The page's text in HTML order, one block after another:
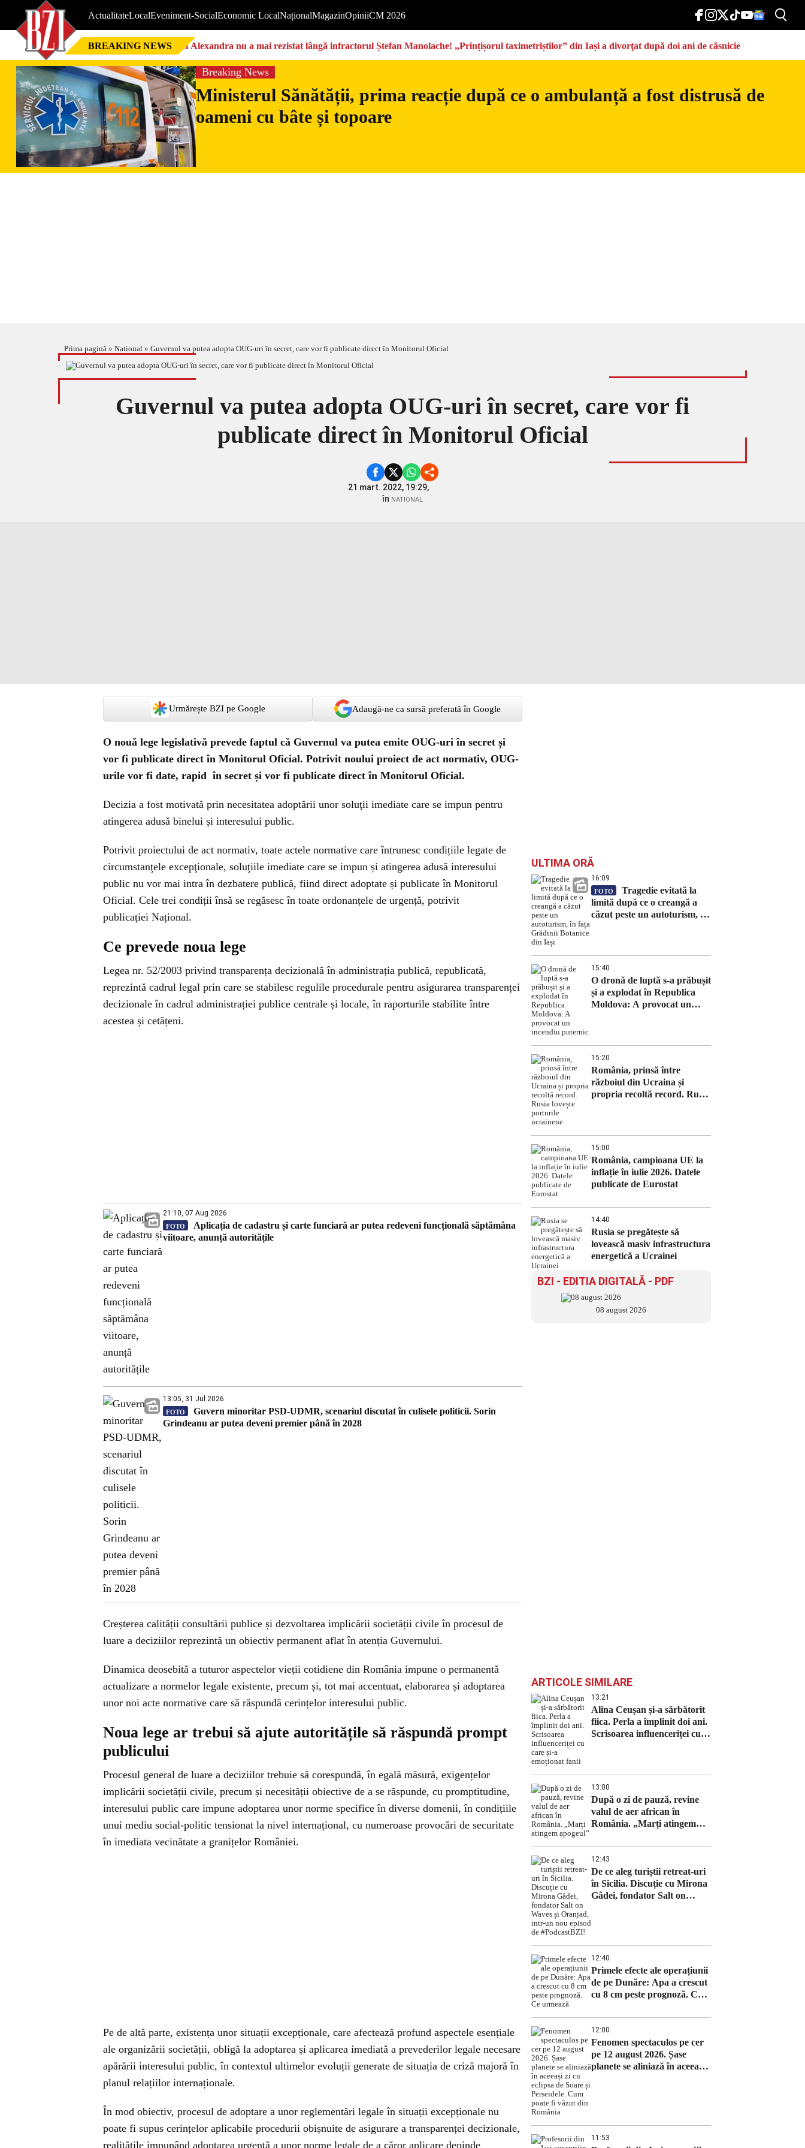
ActualitateLocalEveniment-SocialEconomic LocalNaționalMagazinOpiniiCM 2026
BREAKING NEWS Nici Alexandra nu a mai rezistat lângă infractorul Ștefan Manolache! „Prințișorul taximetriștilor” din Iași a divorţat după doi ani de căsnicie
Breaking News
Ministerul Sănătății, prima reacție după ce o ambulanță a fost distrusă de
oameni cu bâte și topoare
Prima pagină » National » Guvernul va putea adopta OUG-uri în secret, care vor fi publicate direct în Monitorul Oficial
Guvernul va putea adopta OUG-uri în secret, care vor fi
publicate direct în Monitorul Oficial
21 mart. 2022, 19:29,
în NATIONAL
Urmărește BZI pe Google Adaugă-ne ca sursă preferată în Google
O nouă lege legislativă prevede faptul că Guvernul va putea emite OUG-uri în secret și
vor fi publicate direct în Monitorul Oficial. Potrivit noului proiect de act normativ, OUG-
urile vor fi date, rapid în secret și vor fi publicate direct în Monitorul Oficial.
Decizia a fost motivată prin necesitatea adoptării unor soluţii imediate care se impun pentru
atingerea adusă binelui și interesului public.
Potrivit proiectului de act normativ, toate actele normative care întrunesc condițiile legate de
circumstanţele excepţionale, soluţiile imediate care se impun și atingerea adusă interesului
public nu vor mai intra în dezbatere publică, fiind direct adoptate și publicate în Monitorul
Oficial. Cele trei condiții însă se regăsesc în toate ordonanțele de urgență, potrivit
publicației Național.
Ce prevede noua lege
Legea nr. 52/2003 privind transparența decizională în administrația publică, republicată,
reprezintă cadrul legal prin care se stabilesc regulile procedurale pentru asigurarea transparenței
decizionale în cadrul administrației publice centrale și locale, în raporturile stabilite între
acestea și cetățeni.
21:10, 07 Aug 2026
FOTO
Aplicația de cadastru și carte funciară ar putea redeveni funcțională săptămâna
viitoare, anunță autoritățile
13:05, 31 Jul 2026
FOTO
Guvern minoritar PSD-UDMR, scenariul discutat în culisele politicii. Sorin
Grindeanu ar putea deveni premier până în 2028
Creșterea calității consultării publice și dezvoltarea implicării societății civile în procesul de
luare a deciziilor reprezintă un obiectiv permanent aflat în atenția Guvernului.
Dinamica deosebită a tuturor aspectelor vieții cotidiene din România impune o permanentă
actualizare a normelor legale existente, precum și, tot mai accentuat, elaborarea și adoptarea
unor noi acte normative care să răspundă cerințelor interesului public.
Noua lege ar trebui să ajute autoritățile să răspundă prompt
publicului
Procesul general de luare a deciziilor trebuie să corespundă, în egală măsură, exigențelor
implicării societății civile, precum și necesității obiective de a se răspunde, cu promptitudine,
interesului public care impune adoptarea unor norme specifice în diverse domenii, în condițiile
unui mediu social-politic tensionat la nivel internațional, cu numeroase provocări de securitate
în imediata vecinătate a granițelor României.
Pe de altă parte, existența unor situații excepționale, care afectează profund aspectele esențiale
ale organizării societății, obligă la adoptarea și aplicarea imediată a prevederilor legale necesare
apărării interesului public, în contextul ultimelor evoluții generate de situația de criză majoră în
planul relațiilor internaționale.
În mod obiectiv, procesul de adoptare a unor reglementări legale în situații excepționale nu
poate fi supus cerințelor aplicabile procedurii obișnuite de asigurare a transparenței decizionale,
realitățile impunând adoptarea urgentă a unor norme legale de a căror aplicare depinde
ULTIMA ORĂ
16:09
FOTO
Tragedie evitată la
limită după ce o creangă a
căzut peste un autoturism, în
15:40
O dronă de luptă s-a prăbușit
și a explodat în Republica
Moldova: A provocat un
15:20
România, prinsă între
războiul din Ucraina și
propria recoltă record. Rusia
15:00
România, campioana UE la
inflație în iulie 2026. Datele
publicate de Eurostat
14:40
Rusia se pregătește să
lovească masiv infrastructura
energetică a Ucrainei
BZI - EDITIA DIGITALĂ - PDF
08 august 2026
ARTICOLE SIMILARE
13:21
Alina Ceușan și-a sărbătorit
fiica. Perla a împlinit doi ani.
Scrisoarea influenceriței cu
13:00
După o zi de pauză, revine
valul de aer african în
România. „Marți atingem
12:43
De ce aleg turiștii retreat-uri
în Sicilia. Discuție cu Mirona
Gâdei, fondator Salt on
12:40
Primele efecte ale operațiunii
de pe Dunăre: Apa a crescut
cu 8 cm peste prognoză. Ce
12:00
Fenomen spectaculos pe cer
pe 12 august 2026. Șase
planete se aliniază în aceeași
11:53